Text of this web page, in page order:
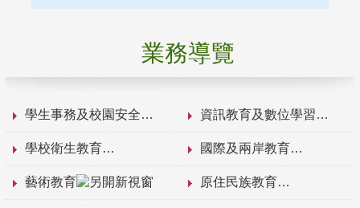
業務導覽
學生事務及校園安全 資訊教育及數位學習
學校衛生教育 國際及兩岸教育
藝術教育 原住民族教育